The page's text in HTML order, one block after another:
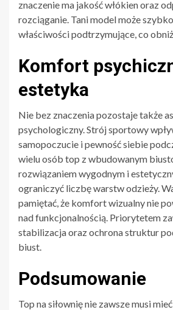
znaczenie ma jakość włókien oraz
rozciąganie. Tani model może
właściwości podtrzymujące, co
Komfort
estetyka
Nie bez znaczenia pozostaje także
psychologiczny. Strój sportowy
samopoczucie i pewność siebie
wielu osób top z wbudowanym
rozwiązaniem wygodnym i
ograniczyć liczbę warstw odzieży.
pamiętać, że komfort wizualny nie
nad funkcjonalnością. Priorytetem
stabilizacja oraz ochrona struktur
biust.
Podsumowanie
Top na siłownię nie zawsze musi